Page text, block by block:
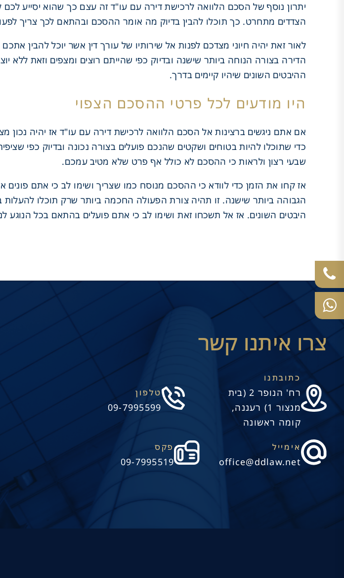
יתרון נוסף של הסכם הלוואה לרכישת דירה עם עו"ד זה עצם כך שהוא יסייע
הצדדים מתחרט. כך תוכלו להבין בדיוק מה אומר ההסכם ובהתאם לכך צריך
לאור זאת יהיה חיוני מצדכם לפנות אל שירותיו של עורך דין אשר יוכל להבין
הדירה בצורה הנוחה ביותר שישנה ובדיוק כפי שהייתם רוצים ומצפים וזאת
ההיבטים השונים שיהיו קיימים בדרך.
היו מודעים לכל פרטי ההסכם הצפוי
אם אתם ניגשים ברצינות אל הסכם הלוואה לרכישת דירה עם עו"ד אז יהיה נכון
כדי שתוכלו להיות בטוחים ושקטים שהנכם פועלים בצורה נכונה ובדיוק כפי
שבעי רצון ולראות כי ההסכם לא כולל אף פרט שלא מטיב עמכם.
אז קחו את הזמן כדי לוודא כי ההסכם מנוסח כמו שצריך ושימו לב כי אתם פונים
הגבוהה ביותר שישנה. זו תהיה צורת הפעולה החכמה ביותר שרק תוכלו להעלות
היבטים השונים. אז אל תשכחו זאת ושימו לב כי אתם פועלים בהתאם בכל
צרו איתנו קשר
כתובתנו
רח' הנופר 2 (בית
מנצור 1) רעננה,
קומה ראשונה
טלפון
09-7995599
אימייל
office@ddlaw.net
פקס
09-7995519